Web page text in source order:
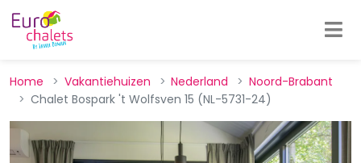
Home Vakantiehuizen Nederland
Noord-Brabant
Chalet Bospark 't Wolfsven 15 (NL-5731-24)